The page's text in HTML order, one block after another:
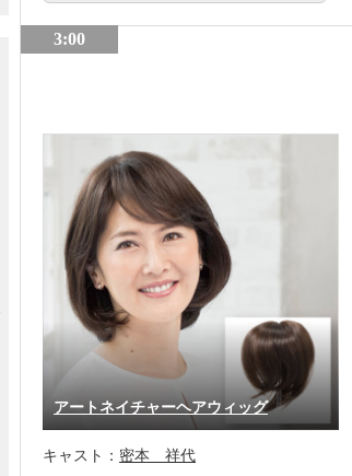
3:00
アートネイチャーヘアウィッグ
キャスト： 密本 祥代